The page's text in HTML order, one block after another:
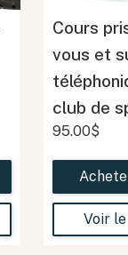
Cours
vous et
club de
95.00$
Voir